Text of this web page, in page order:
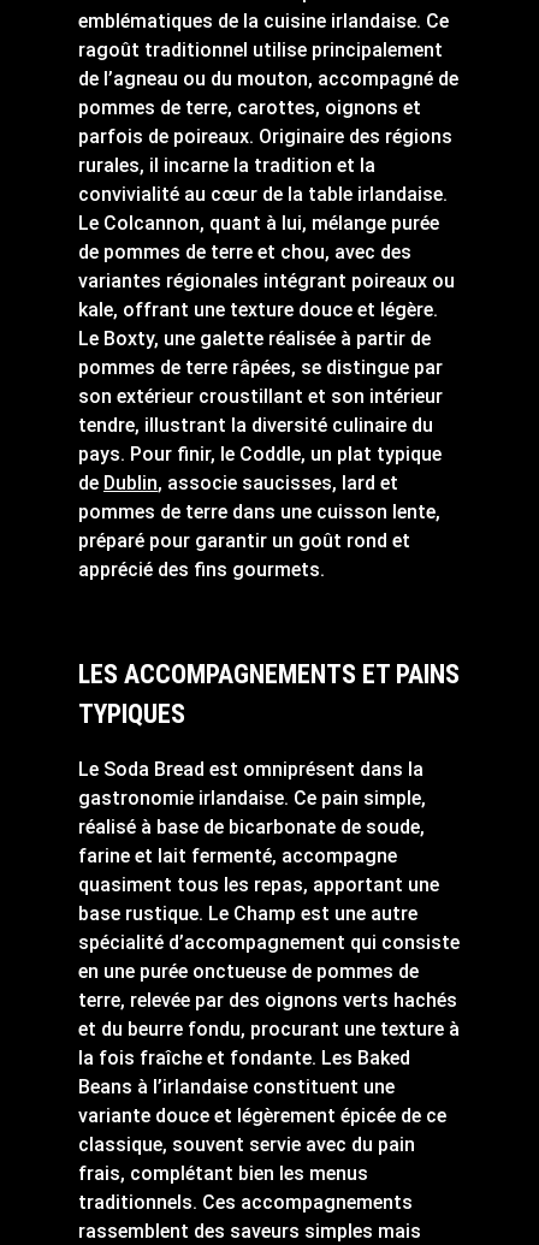
emblématiques de la cuisine irlandaise. Ce
ragoût traditionnel utilise principalement
de l’agneau ou du mouton, accompagné de
pommes de terre, carottes, oignons et
parfois de poireaux. Originaire des régions
rurales, il incarne la tradition et la
convivialité au cœur de la table irlandaise.
Le Colcannon, quant à lui, mélange purée
de pommes de terre et chou, avec des
variantes régionales intégrant poireaux ou
kale, offrant une texture douce et légère.
Le Boxty, une galette réalisée à partir de
pommes de terre râpées, se distingue par
son extérieur croustillant et son intérieur
tendre, illustrant la diversité culinaire du
pays. Pour finir, le Coddle, un plat typique
de Dublin, associe saucisses, lard et
pommes de terre dans une cuisson lente,
préparé pour garantir un goût rond et
apprécié des fins gourmets.
LES ACCOMPAGNEMENTS ET PAINS
TYPIQUES
Le Soda Bread est omniprésent dans la
gastronomie irlandaise. Ce pain simple,
réalisé à base de bicarbonate de soude,
farine et lait fermenté, accompagne
quasiment tous les repas, apportant une
base rustique. Le Champ est une autre
spécialité d’accompagnement qui consiste
en une purée onctueuse de pommes de
terre, relevée par des oignons verts hachés
et du beurre fondu, procurant une texture à
la fois fraîche et fondante. Les Baked
Beans à l’irlandaise constituent une
variante douce et légèrement épicée de ce
classique, souvent servie avec du pain
frais, complétant bien les menus
traditionnels. Ces accompagnements
rassemblent des saveurs simples mais